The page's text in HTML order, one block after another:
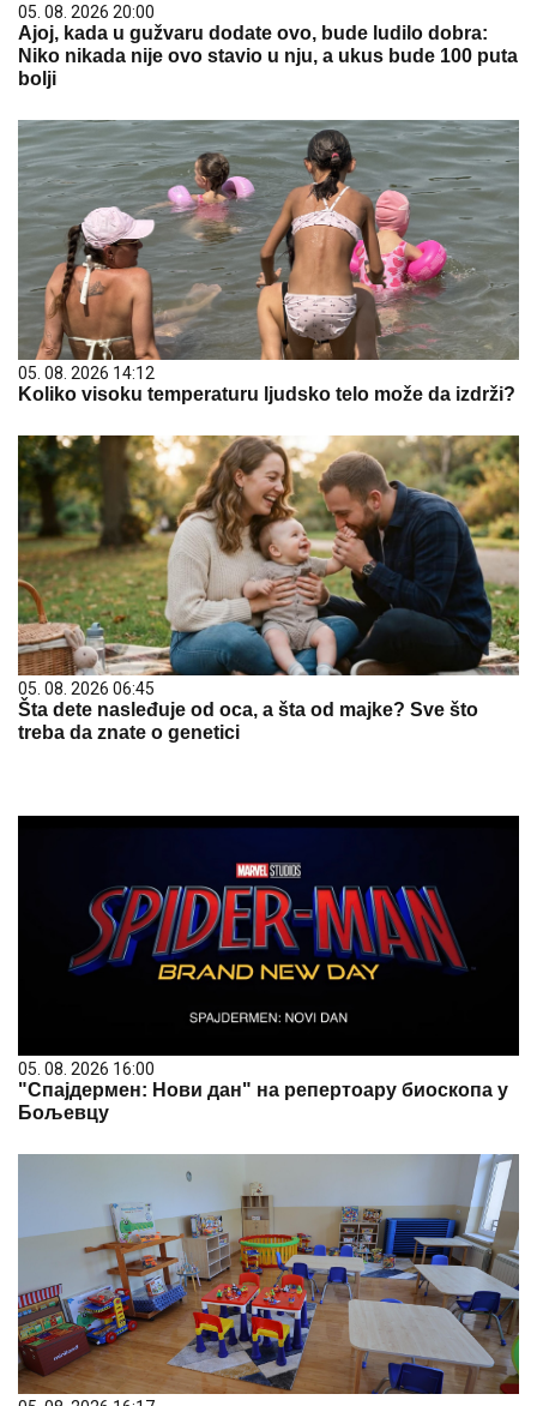
05. 08. 2026 20:00
Ajoj, kada u gužvaru dodate ovo, bude ludilo dobra:
Niko nikada nije ovo stavio u nju, a ukus bude 100 puta
bolji
05. 08. 2026 14:12
Koliko visoku temperaturu ljudsko telo može da izdrži?
05. 08. 2026 06:45
Šta dete nasleđuje od oca, a šta od majke? Sve što
treba da znate o genetici
05. 08. 2026 16:00
"Спајдермен: Нови дан" на репертоару биоскопа у
Бољевцу